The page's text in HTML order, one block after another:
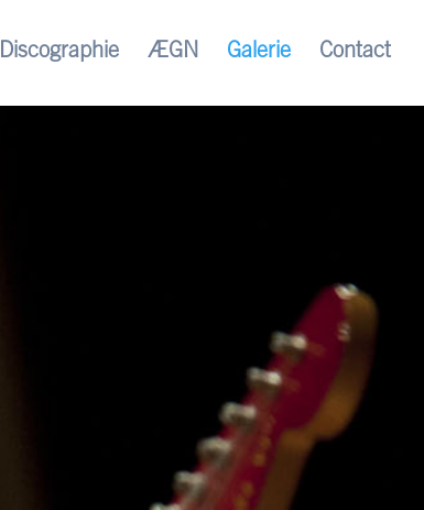
Discographie ÆGN Galerie Contact